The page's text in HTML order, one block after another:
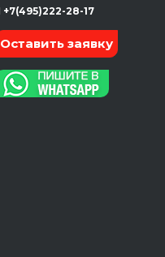
+7(495)222-28-17
Оставить заявку